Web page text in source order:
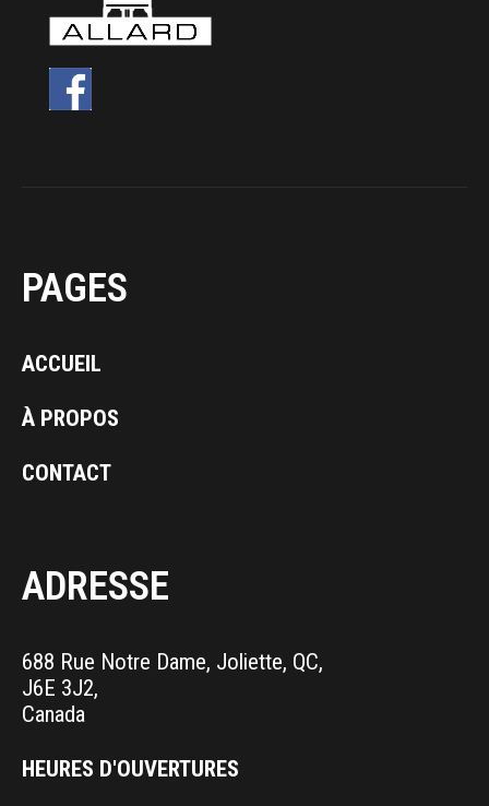
PAGES
ACCUEIL
À PROPOS
CONTACT
ADRESSE
688 Rue Notre Dame, Joliette, QC,
J6E 3J2,
Canada
HEURES D'OUVERTURES